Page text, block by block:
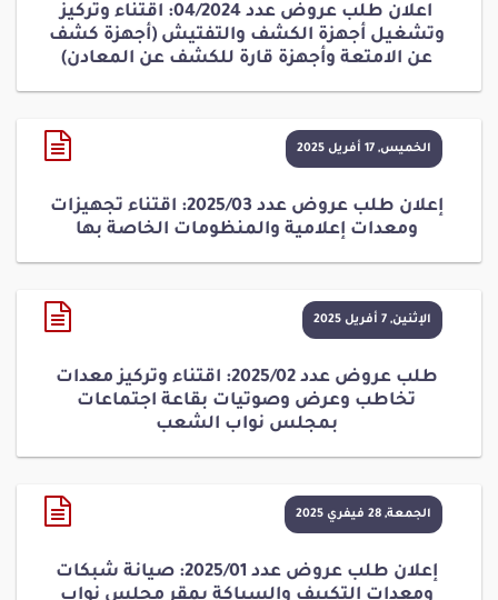
اعلان طلب عروض عدد 04/2024: اقتناء وتركيز
وتشغيل أجهزة الكشف والتفتيش (أجهزة كشف
عن الامتعة وأجهزة قارة للكشف عن المعادن)
الخميس, 17 أفريل 2025
إعلان طلب عروض عدد 2025/03: اقتناء تجهيزات
ومعدات إعلامية والمنظومات الخاصة بها
الإثنين, 7 أفريل 2025
طلب عروض عدد 2025/02: اقتناء وتركيز معدات
تخاطب وعرض وصوتيات بقاعة اجتماعات
بمجلس نواب الشعب
الجمعة, 28 فيفري 2025
إعلان طلب عروض عدد 2025/01: صيانة شبكات
ومعدات التكييف والسباكة بمقر مجلس نواب